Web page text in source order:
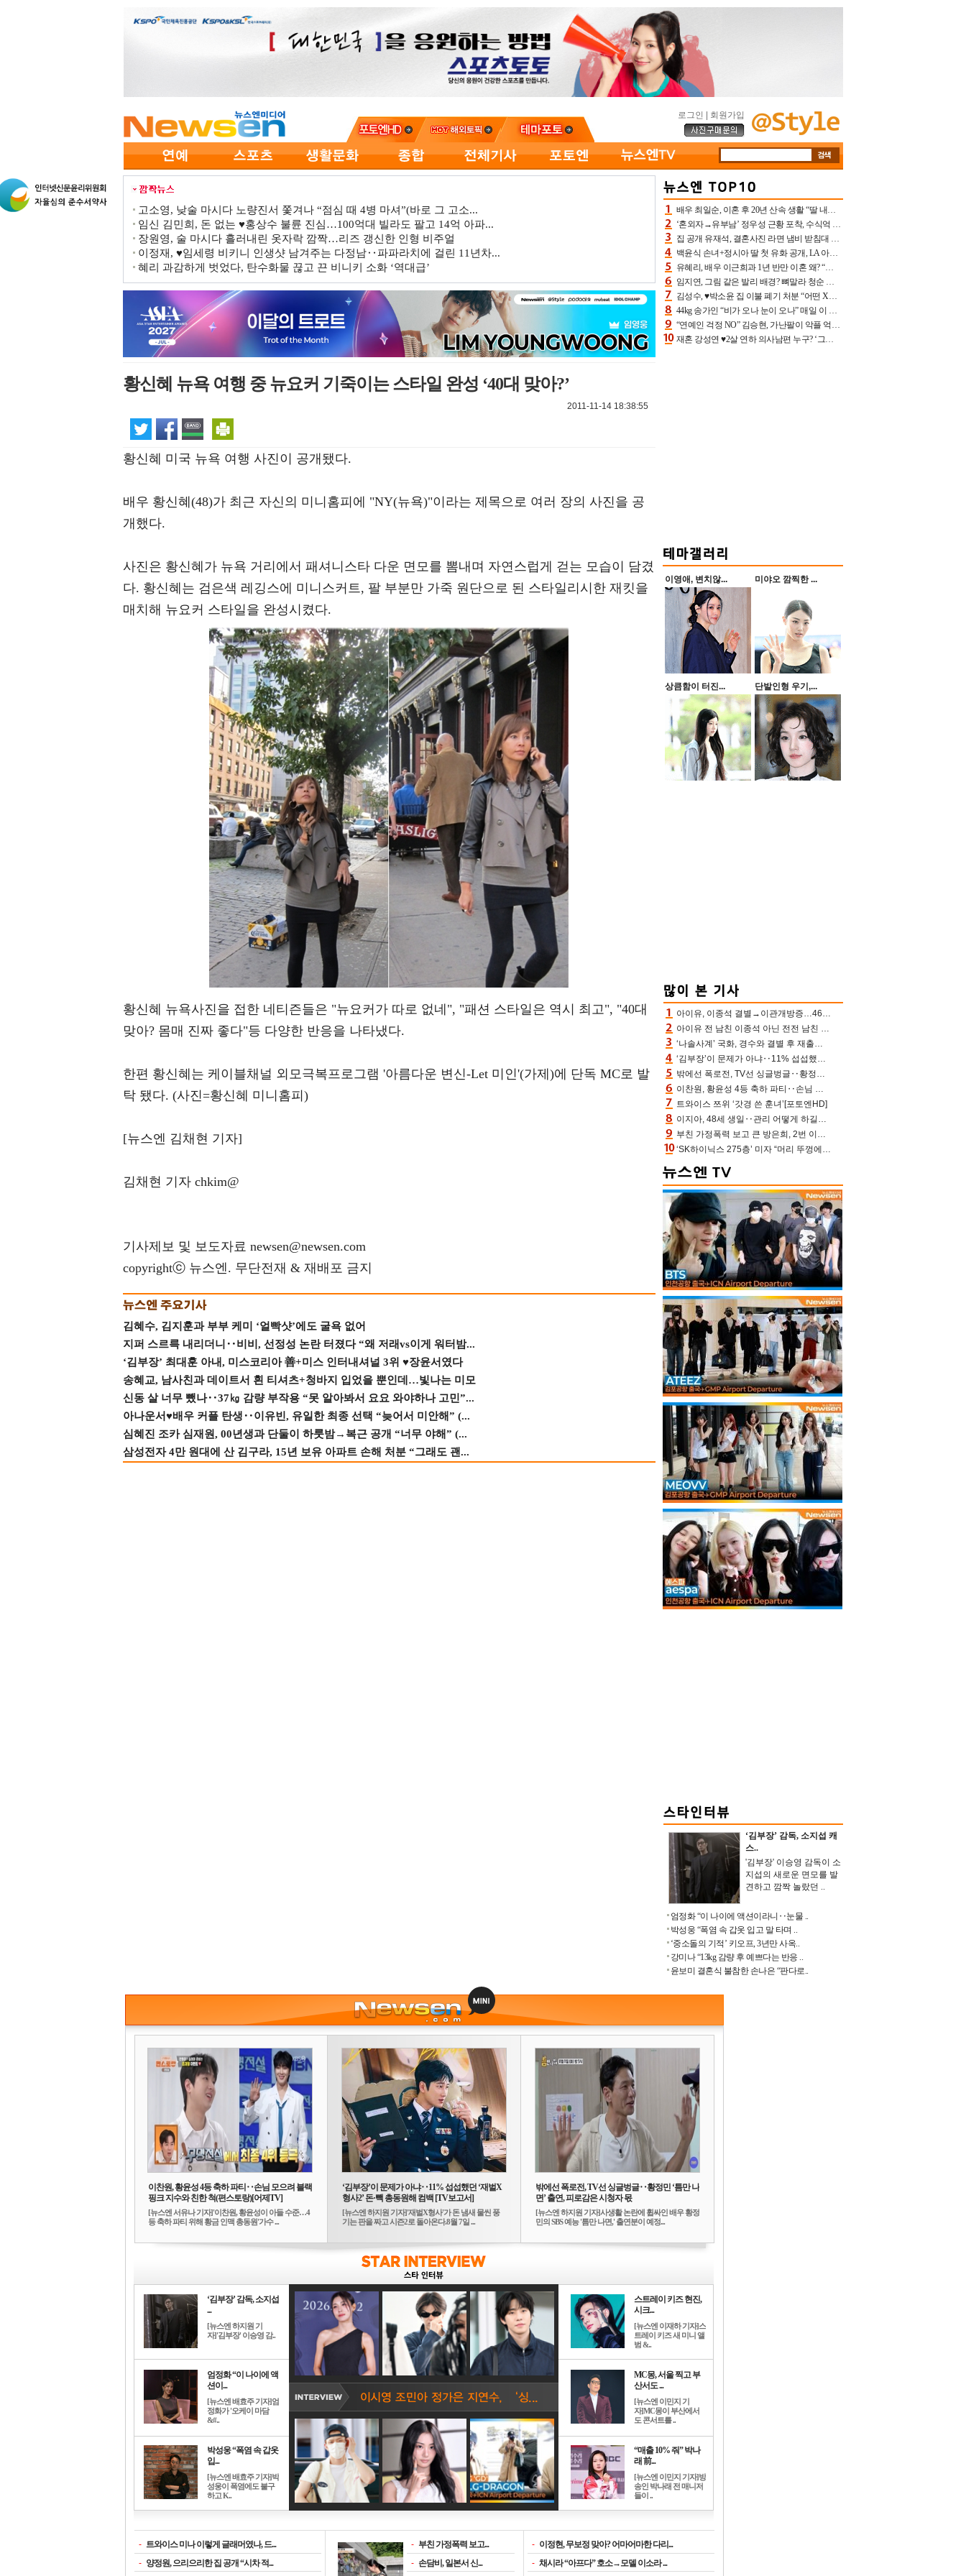
로그인 회원가입
고소영, 낮술 마시다 노량진서 쫓겨나 “점심 때 4병 마셔”(바로 그 고소...
임신 김민희, 돈 없는 ♥홍상수 불륜 진심…100억대 빌라도 팔고 14억 아파...
장원영, 술 마시다 흘러내린 옷자락 깜짝…리즈 갱신한 인형 비주얼
이정재, ♥임세령 비키니 인생샷 남겨주는 다정남‥파파라치에 걸린 11년차...
혜리 과감하게 벗었다, 탄수화물 끊고 끈 비니키 소화 ‘역대급’
황신혜 뉴욕 여행 중 뉴요커 기죽이는 스타일 완성 ‘40대 맞아?’
2011-11-14 18:38:55
황신혜 미국 뉴욕 여행 사진이 공개됐다.
배우 황신혜(48)가 최근 자신의 미니홈피에 "NY(뉴욕)"이라는 제목으로 여러 장의 사진을 공
개했다.
사진은 황신혜가 뉴욕 거리에서 패셔니스타 다운 면모를 뽐내며 자연스럽게 걷는 모습이 담겼
다. 황신혜는 검은색 레깅스에 미니스커트, 팔 부분만 가죽 원단으로 된 스타일리시한 재킷을
매치해 뉴요커 스타일을 완성시켰다.
황신혜 뉴욕사진을 접한 네티즌들은 "뉴요커가 따로 없네", "패션 스타일은 역시 최고", "40대
맞아? 몸매 진짜 좋다"등 다양한 반응을 나타냈다.
한편 황신혜는 케이블채널 외모극복프로그램 '아름다운 변신-Let 미인'(가제)에 단독 MC로 발
탁 됐다. (사진=황신혜 미니홈피)
[뉴스엔 김채현 기자]
김채현 기자 chkim@
기사제보 및 보도자료 newsen@newsen.com
copyrightⓒ 뉴스엔. 무단전재 & 재배포 금지
김혜수, 김지훈과 부부 케미 ‘얼빡샷’에도 굴욕 없어
지퍼 스르륵 내리더니‥비비, 선정성 논란 터졌다 “왜 저래vs이게 워터밤...
‘김부장’ 최대훈 아내, 미스코리아 善+미스 인터내셔널 3위 ♥장윤서였다
송혜교, 남사친과 데이트서 흰 티셔츠+청바지 입었을 뿐인데…빛나는 미모
신동 살 너무 뺐나‥37㎏ 감량 부작용 “못 알아봐서 요요 와야하나 고민”...
아나운서♥배우 커플 탄생‥이유빈, 유일한 최종 선택 “늦어서 미안해” (...
심혜진 조카 심재원, 00년생과 단둘이 하룻밤→복근 공개 “너무 야해” (...
삼성전자 4만 원대에 산 김구라, 15년 보유 아파트 손해 처분 “그래도 괜...
배우 최일순, 이혼 후 20년 산속 생활 “딸 내가 버렸다고 원망‥맘 아파”(특종)[어제TV]
‘혼외자→유부남’ 정우성 근황 포착, 수식억 해킹 피해 후배 만났다 “존경하는”
집 공개 유재석, 결혼사진 라면 냄비 받침대 되고 분노‥가족사진도 피해(놀뭐)[어제TV]
백윤식 손녀+정시아 딸 첫 유화 공개, LA 아트쇼→서울국제조각페스타 작가다운 수준급 실력
유혜리, 배우 이근희과 1년 반만 이혼 왜? “식칼 꽂고 의자 던져” 충격 폭로(특종)[어제TV]
임지연, 그림 같은 발리 배경? 뼈말라 청순 비키니 핏에 상대 안 되네
김성수, ♥박소윤 집 이불 폐기 처분 “어떤 X이랑 썼을지 몰라” 질투(신랑수업2)[어제TV]
44kg 송가인 “비가 오나 눈이 오나” 매일 이 운동, 허벅지 근육량 상승+체지방 감소
“연예인 걱정 NO” 김승현, 가난팔이 악플 억울할만‥아내+딸과 日 여행
재혼 강성연 ♥2살 연하 의사남편 누구? ‘그알’ 자문의에 훈남 비주얼 초엘리트 스펙 [종합]
이영애, 변치않... 미야오 깜찍한 ...
상큼함이 터진... 단발인형 우기,...
아이유, 이종석 결별→이관개방증…46장 꽉 채운 유애나 ♥ “열심히 사는 중”
아이유 전 남친 이종석 아닌 전전 남친 장기하 소환 ‘별일 없이 산다’ 선곡…46장에 꾹 눌러 담은 근황
‘나솔사계’ 국화, 경수와 결별 후 재출연…첫인상 3표 몰표
‘김부장’이 문제가 아냐‥11% 섭섭했던 ‘재벌X형사2’ 돈·빽 총동원해 컴백 [TV보고서]
밖에선 폭로전, TV선 싱글벙글‥황정민 ‘틈만 나면’ 출연, 피로감은 시청자 몫
이찬원, 황윤성 4등 축하 파티‥손님 모으려 블랙핑크 지수와 친한 척(편스토랑)[어제TV]
트와이스 쯔위 ‘갓경 쓴 훈녀’[포토엔HD]
이지아, 48세 생일‥관리 어떻게 하길래 놀라운 동안 미모
부친 가정폭력 보고 큰 방은희, 2번 이혼 후 잠수→母 고독사에 자책(특종세상)[어제TV]
‘SK하이닉스 275층’ 미자 “머리 뚜껑에서 사, 주식만 안 해도 돈 버는 것”
‘김부장’ 감독, 소지섭 캐
스..
'김부장' 이승영 감독이 소
지섭의 새로운 면모를 발
견하고 깜짝 놀랐던 ..
엄정화 “이 나이에 액션이라니‥눈물 ..
박성웅 “폭염 속 갑옷 입고 말 타며 ..
‘중소돌의 기적’ 키오프, 3년만 사옥..
강미나 “13kg 감량 후 예쁘다는 반응 ..
윤보미 결혼식 불참한 손나은 “판다로..
이찬원, 황윤성 4등 축하 파티‥손님 모으려 블랙
핑크 지수와 친한 척(편스토랑)[어제TV]
[뉴스엔 서유나 기자]'이찬원, 황윤성이 아들 수준…4
등 축하 파티 위해 황금 인맥 총동원'가수 ...
‘김부장’이 문제가 아냐‥11% 섭섭했던 ‘재벌X
형사2’ 돈·빽 총동원해 컴백 [TV보고서]
[뉴스엔 하지원 기자]'재벌X형사'가 돈 냄새 물씬 풍
기는 판을 짜고 시즌2로 돌아온다.8월 7일 ...
밖에선 폭로전, TV선 싱글벙글‥황정민 ‘틈만 나
면’ 출연, 피로감은 시청자 몫
[뉴스엔 하지원 기자]사생활 논란에 휩싸인 배우 황정
민의 SBS 예능 '틈만 나면,' 출연분이 예정...
‘김부장’ 감독, 소지섭
...
[뉴스엔 하지원 기
자]'김부장' 이승영 감..
엄정화 “이 나이에 액
션이...
[뉴스엔 배효주 기자]엄
정화가 '오케이 마담
&#..
박성웅 “폭염 속 갑옷
입...
[뉴스엔 배효주 기자]박
성웅이 폭염에도 불구
하고 K..
스트레이 키즈 현진,
시크...
[뉴스엔 이재하 기자]스
트레이 키즈 새 미니 앨
범 &..
MC몽, 서울 찍고 부
산서도 ...
[뉴스엔 이민지 기
자]MC몽이 부산에서
도 콘서트를 ..
“매출 10% 줘” 박나
래 前...
[뉴스엔 이민지 기자]방
송인 박나래 전 매니저
들이 ..
- 트와이스 미나 이렇게 글래머였나, 드...
- 양정원, 으리으리한 집 공개 “시차 적...
- 부친 가정폭력 보고...
- 손담비, 일본서 신...
- 이정현, 무보정 맞아? 어마어마한 다리...
- 채시라 “아프다” 호소→모델 이소라 ...